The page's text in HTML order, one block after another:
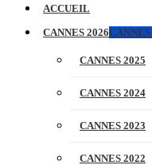
ACCUEIL
CANNES 2026
CANNES 2025
CANNES 2024
CANNES 2023
CANNES 2022